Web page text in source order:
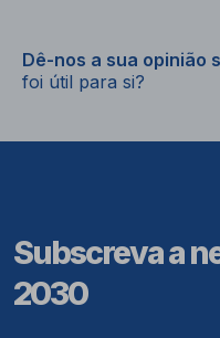
Dê-nos a sua opinião
foi útil para si?
Subscreva a
2030